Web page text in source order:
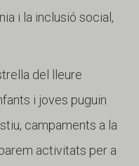
i la inclusió social,
del lleure
i joves puguin
campaments a la
activitats per a